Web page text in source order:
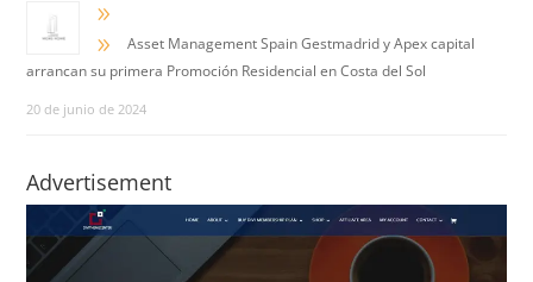
9
9
Asset Management Spain Gestmadrid y Apex capital
arrancan su primera Promoción Residencial en Costa del Sol
20 de junio de 2024
Advertisement